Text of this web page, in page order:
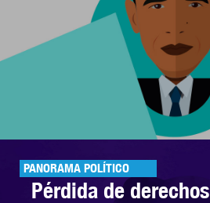
PANORAMA POLÍTICO
Pérdida de derechos